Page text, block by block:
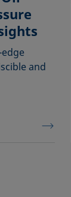
and